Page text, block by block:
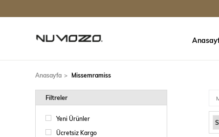
Anasayfa Missemramiss
Filtreler
Yeni Ürünler
Ücretsiz Kargo